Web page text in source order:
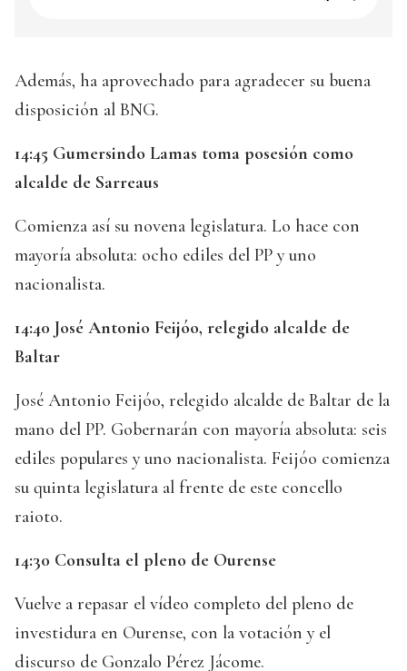
Además, ha aprovechado para agradecer su buena
disposición al BNG.
14:45 Gumersindo Lamas toma posesión como
alcalde de Sarreaus
Comienza así su novena legislatura. Lo hace con
mayoría absoluta: ocho ediles del PP y uno
nacionalista.
14:40 José Antonio Feijóo, relegido alcalde de
Baltar
José Antonio Feijóo, relegido alcalde de Baltar de la
mano del PP. Gobernarán con mayoría absoluta: seis
ediles populares y uno nacionalista. Feijóo comienza
su quinta legislatura al frente de este concello
raioto.
14:30 Consulta el pleno de Ourense
Vuelve a repasar el vídeo completo del pleno de
investidura en Ourense, con la votación y el
discurso de Gonzalo Pérez Jácome.